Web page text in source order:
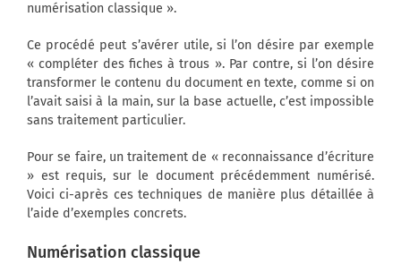
numérisation classique ».
Ce procédé peut s’avérer utile, si l’on désire par exemple
« compléter des fiches à trous ». Par contre, si l’on désire
transformer le contenu du document en texte, comme si on
l’avait saisi à la main, sur la base actuelle, c’est impossible
sans traitement particulier.
Pour se faire, un traitement de « reconnaissance d’écriture
» est requis, sur le document précédemment numérisé.
Voici ci-après ces techniques de manière plus détaillée à
l’aide d’exemples concrets.
Numérisation classique